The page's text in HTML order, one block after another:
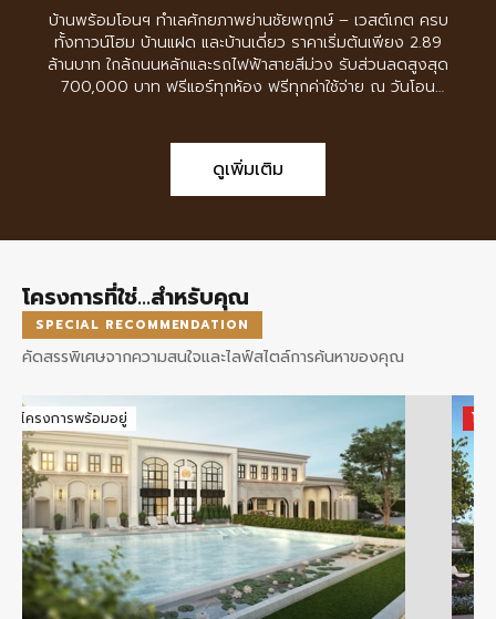
ต ครบ
ให้วันเริ่มต้นชีวิตใหม่ของคุณเป็นเรื่องง่ายและเปี่ยมด้
สิริมงคล ศุภาลัย “บุญนำพา” พร้อมดูแลทุกรายละเ
วันสำคัญ ตั้งแต่การเตรียมงาน ไปจนถึงของขวัญพิ
ส่งต่อความอบอุ่นและความหมายที่ดีให้กับการเริ่มต้นชี
โครงการที่ใช่...สำหรับคุณ
SPECIAL RECOMMENDATION
คัดสรรพิเศษจากความสนใจและไลฟ์สไตล์การค้นหาของคุณ
โครงการพร้อมอยู่ โค